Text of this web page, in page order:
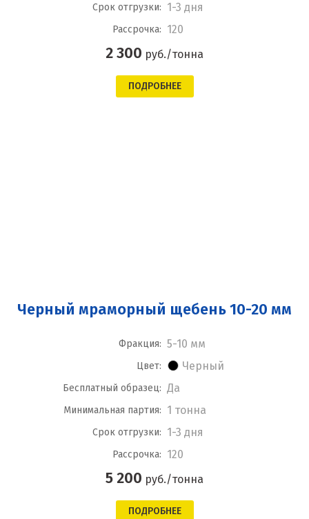
Срок отгрузки: 1-3 дня
Рассрочка: 120
2 300 руб./тонна
ПОДРОБНЕЕ
Черный мраморный щебень 10-20 мм
Фракция: 5-10 мм
Цвет: Черный
Бесплатный образец: Да
Минимальная партия: 1 тонна
Срок отгрузки: 1-3 дня
Рассрочка: 120
5 200 руб./тонна
ПОДРОБНЕЕ